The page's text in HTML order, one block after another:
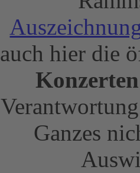
auch hier die
Konzerten
Ganzes